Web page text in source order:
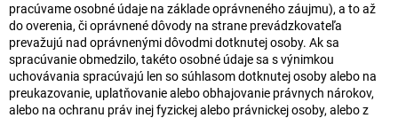
pracúvame osobné údaje na základe oprávneného záujmu), a to až
do overenia, či oprávnené dôvody na strane prevádzkovateľa
prevažujú nad oprávnenými dôvodmi dotknutej osoby. Ak sa
spracúvanie obmedzilo, takéto osobné údaje sa s výnimkou
uchovávania spracúvajú len so súhlasom dotknutej osoby alebo na
preukazovanie, uplatňovanie alebo obhajovanie právnych nárokov,
alebo na ochranu práv inej fyzickej alebo právnickej osoby, alebo z